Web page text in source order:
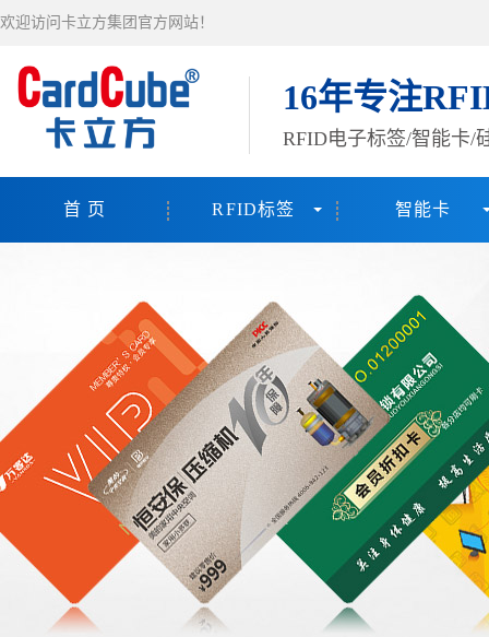
欢迎访问卡立方集团官方网站！
16年专注
RFID电子标签/智能卡/
首 页 RFID标签 智能卡